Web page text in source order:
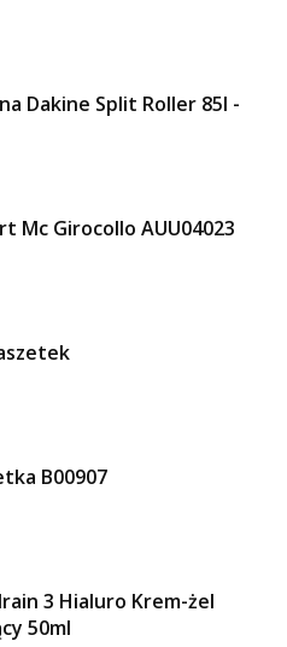
Dakine Split Roller 85l -
Mc Girocollo AUU04023
B00907
3 Hialuro Krem-żel
50ml